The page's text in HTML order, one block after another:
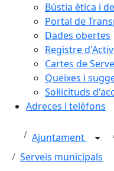
Bústia ètica i
Portal de
Dades obertes
Registre
Cartes de
Queixes i
Sol·licituds
Adreces i telèfons
Ajuntament
Serveis municipals